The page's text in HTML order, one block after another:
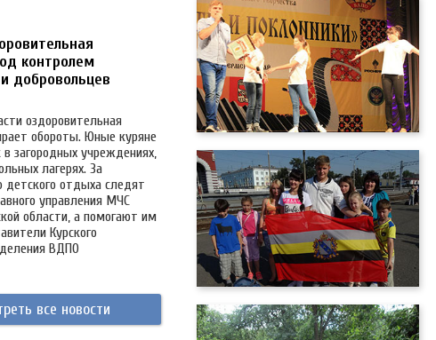
контролем
добровольцев
оздоровительная
обороты. Юные куряне
загородных учреждениях,
лагерях. За
детского отдыха следят
управления МЧС
области, а помогают им
Курского
ВДПО
все новости